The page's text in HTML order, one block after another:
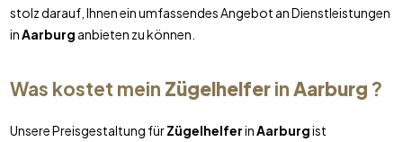
stolz darauf, Ihnen ein umfassendes Angebot an Dienstleistungen
inAarburg anbieten zu können.
Was kostet mein ZügelhelferinAarburg ?
Unsere Preisgestaltung fürZügelhelferinAarburgist